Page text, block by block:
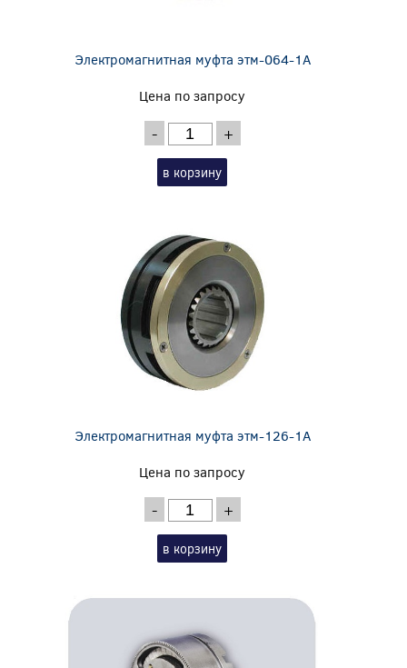
Электромагнитная муфта этм-064-1А
Цена по запросу
- +
в корзину
Электромагнитная муфта этм-126-1А
Цена по запросу
- +
в корзину